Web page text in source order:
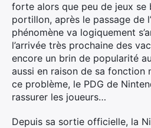
forte alors que peu de jeux se
portillon, après le passage de
phénomène va logiquement
l’arrivée très prochaine des
encore un brin de popularité
aussi en raison de sa fonction
ce problème, le PDG de
rassurer les joueurs…
Depuis sa sortie officielle, la